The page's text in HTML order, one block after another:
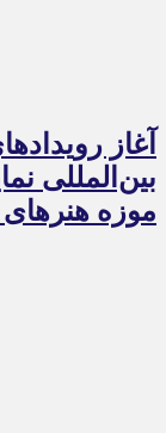
آغاز
بین‌المللی
موزه